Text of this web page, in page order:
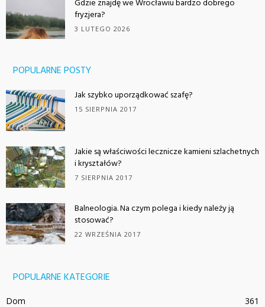
Gdzie znajdę we Wrocławiu bardzo dobrego
fryzjera?
3 LUTEGO 2026
POPULARNE POSTY
Jak szybko uporządkować szafę?
15 SIERPNIA 2017
Jakie są właściwości lecznicze kamieni szlachetnych
i kryształów?
7 SIERPNIA 2017
Balneologia. Na czym polega i kiedy należy ją
stosować?
22 WRZEŚNIA 2017
POPULARNE KATEGORIE
Dom
361